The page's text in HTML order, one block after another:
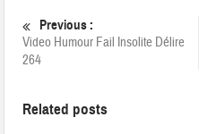
Previous :
Video Humour Fail Insolite Délire
264
Related posts